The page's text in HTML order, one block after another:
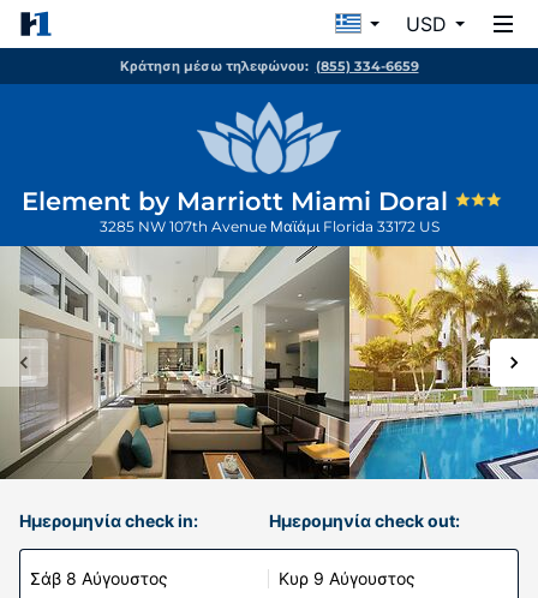
USD
Κράτηση μέσω τηλεφώνου: (855) 334-6659
Element by Marriott Miami Doral
3285 NW 107th Avenue Μαϊάμι Florida 33172 US
Ημερομηνία check in:
Σάβ 8 Αύγουστος
Ημερομηνία check out:
Κυρ 9 Αύγουστος